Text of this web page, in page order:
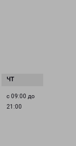
с 09:00 до
21:00